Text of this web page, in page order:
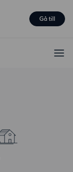
Gå till